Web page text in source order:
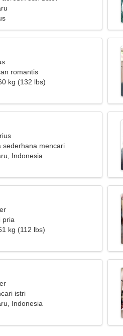
romantis
kg (132 lbs)
sederhana mencari
langgeng
Indonesia
pria
kg (112 lbs)
istri
Indonesia